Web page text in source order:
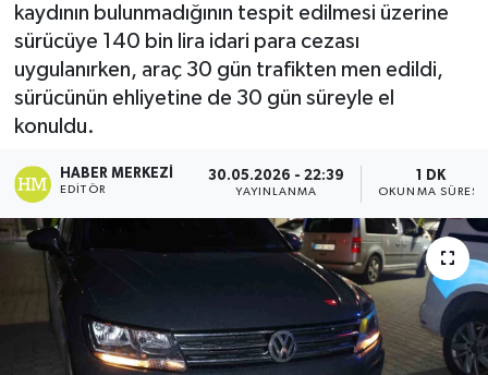
kaydının bulunmadığının tespit edilmesi üzerine
sürücüye 140 bin lira idari para cezası
uygulanırken, araç 30 gün trafikten men edildi,
sürücünün ehliyetine de 30 gün süreyle el
konuldu.
HABER MERKEZI
EDITÖR
30.05.2026 - 22:39
YAYINLANMA
1 DK
OKUNMA SÜRESI